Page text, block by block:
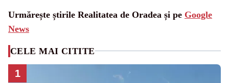
Urmărește știrile Realitatea de Oradea și pe Google
News
CELE MAI CITITE
1